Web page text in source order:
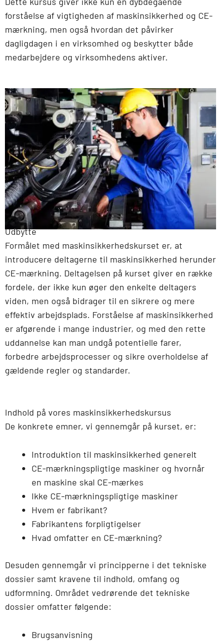
forståelse af vigtigheden af maskinsikkerhed og CE-
mærkning, men også hvordan det påvirker
dagligdagen i en virksomhed og beskytter både
medarbejdere og virksomhedens aktiver.
Udbytte
Formålet med maskinsikkerhedskurset er, at
introducere deltagerne til maskinsikkerhed herunder
CE-mærkning. Deltagelsen på kurset giver en række
fordele, der ikke kun øger den enkelte deltagers
viden, men også bidrager til en sikrere og mere
effektiv arbejdsplads. Forståelse af maskinsikkerhed
er afgørende i mange industrier, og med den rette
uddannelse kan man undgå potentielle farer,
forbedre arbejdsprocesser og sikre overholdelse af
gældende regler og standarder.
Indhold på vores maskinsikkerhedskursus
De konkrete emner, vi gennemgår på kurset, er:
Introduktion til maskinsikkerhed generelt
CE-mærkningspligtige maskiner og hvornår
en maskine skal CE-mærkes
Ikke CE-mærkningspligtige maskiner
Hvem er fabrikant?
Fabrikantens forpligtigelser
Hvad omfatter en CE-mærkning?
Desuden gennemgår vi principperne i det tekniske
dossier samt kravene til indhold, omfang og
udformning. Området vedrørende det tekniske
dossier omfatter følgende:
Brugsanvisning